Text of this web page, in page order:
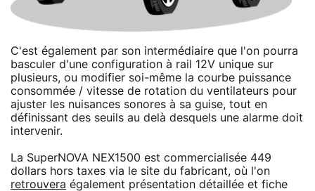
C'est également par son intermédiaire que l'on pourra
basculer d'une configuration à rail 12V unique sur
plusieurs, ou modifier soi-même la courbe puissance
consommée / vitesse de rotation du ventilateurs pour
ajuster les nuisances sonores à sa guise, tout en
définissant des seuils au delà desquels une alarme doit
intervenir.
La SuperNOVA NEX1500 est commercialisée 449
dollars hors taxes via le site du fabricant, où l'on
retrouvera également présentation détaillée et fiche